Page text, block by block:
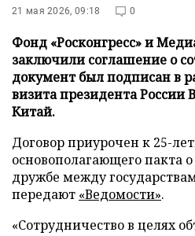
21 мая 2026, 09:18 0
Фонд «Росконгресс» и
заключили соглашение о
документ был подписан в
визита президента России
Китай.
Договор приурочен к 25-
основополагающего пакта
дружбе между
передают «Ведомости».
«Сотрудничество в целях